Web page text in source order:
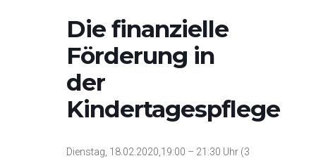
Die finanzielle
Förderung in
der
Kindertagespflege
Dienstag, 18.02.2020,19:00 – 21:30 Uhr (3